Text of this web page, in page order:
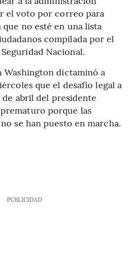
el voto por correo para
no esté en una lista
compilada por el
Nacional.
Washington dictaminó a
que el desafío legal a
abril del presidente
porque las
se han puesto en marcha.
PUBLICIDAD